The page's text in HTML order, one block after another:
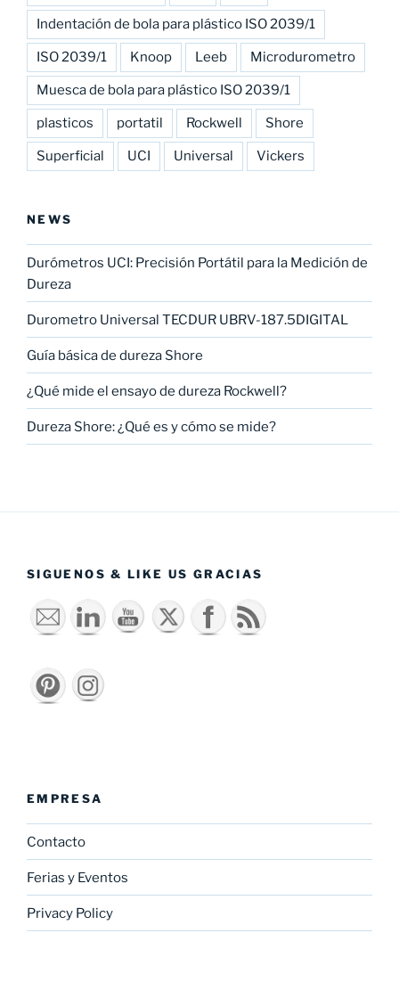
Indentación de bola para plástico ISO 2039/1
ISO 2039/1 Knoop Leeb Microdurometro
Muesca de bola para plástico ISO 2039/1
plasticos portatil Rockwell Shore
Superficial UCI Universal Vickers
NEWS
Durómetros UCI: Precisión Portátil para la Medición de
Dureza
Durometro Universal TECDUR UBRV-187.5DIGITAL
Guía básica de dureza Shore
¿Qué mide el ensayo de dureza Rockwell?
Dureza Shore: ¿Qué es y cómo se mide?
SIGUENOS & LIKE US GRACIAS
EMPRESA
Contacto
Ferias y Eventos
Privacy Policy